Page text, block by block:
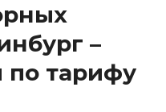
–
тарифу